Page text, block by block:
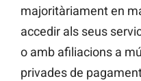
majoritàriament en
accedir als seus
o amb afiliacions a
privades de